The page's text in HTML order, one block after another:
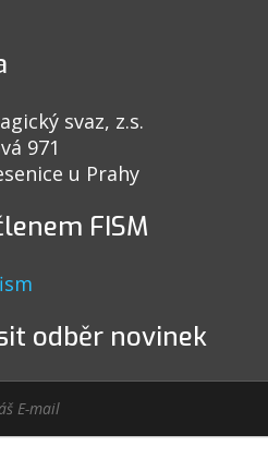
svaz, z.s.
971
u Prahy
FISM
odběr novinek